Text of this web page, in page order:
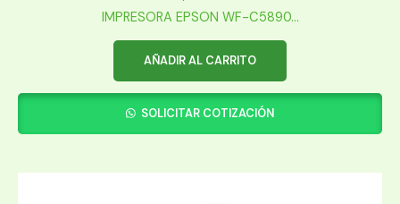
IMPRESORA EPSON WF-C5890...
AÑADIR AL CARRITO
SOLICITAR COTIZACIÓN